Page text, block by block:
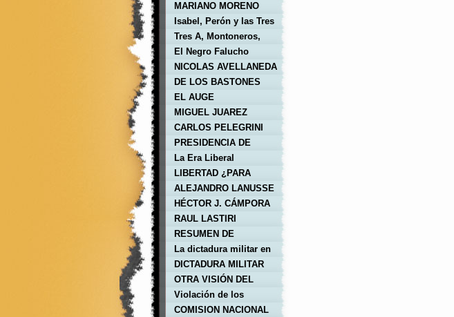
ABORIGENES E
INMIGRANTES
MARIANO MORENO
Isabel, Perón y las Tres
A
Tres A, Montoneros,
dictadura militar:
¿hacia dónde
marchamos?
El Negro Falucho
NICOLAS AVELLANEDA
DE LOS BASTONES
LARGOS AL
CORDOBAZO
EL AUGE
REVOLUCIONARIO DE
LOS 70
MIGUEL JUAREZ
CELMAN
CARLOS PELEGRINI
PRESIDENCIA DE
HIPOLITO IRIGOYEN
La Era Liberal
LIBERTAD ¿PARA
QUIÉN?
ALEJANDRO LANUSSE
HÉCTOR J. CÁMPORA
RAUL LASTIRI
RESUMEN DE
HISTORIA ARGENTINA
La dictadura militar en
la Argentina
DICTADURA MILITAR
DE 1976
OTRA VISIÓN DEL
GOLPE MILITAR DE
1976
Violación de los
Derechos Humanos
COMISION NACIONAL